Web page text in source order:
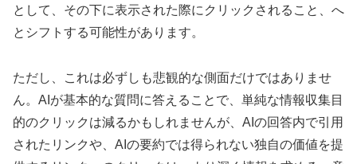
として、その下に表示された際にクリックされること、へ
とシフトする可能性があります。
ただし、これは必ずしも悲観的な側面だけではありませ
ん。AIが基本的な質問に答えることで、単純な情報収集目
的のクリックは減るかもしれませんが、AIの回答内で引用
されたリンクや、AIの要約では得られない独自の価値を提